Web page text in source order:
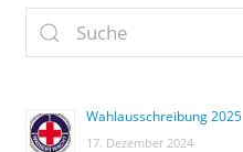
Wahlausschreibung 2025
17. Dezember 2024